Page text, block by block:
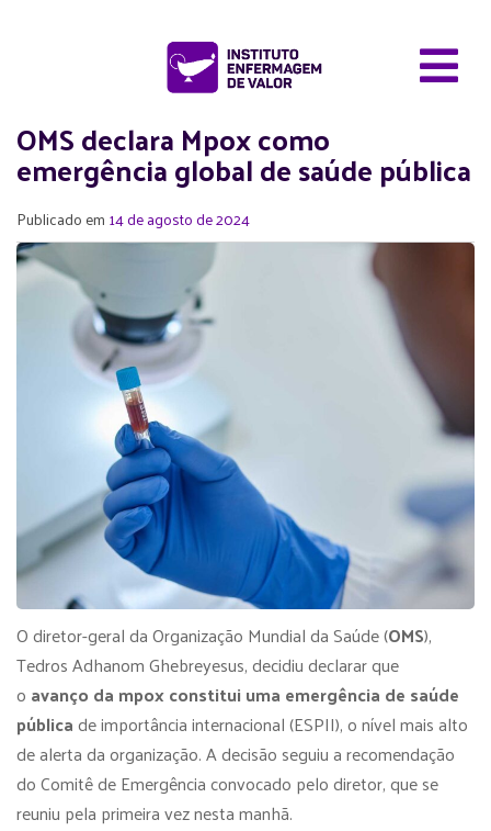
OMS declara Mpox como
emergência global de saúde pública
Publicado em 14 de agosto de 2024
O diretor-geral da Organização Mundial da Saúde (OMS),
Tedros Adhanom Ghebreyesus, decidiu declarar que
o avanço da mpoxconstitui uma emergência de saúde
públicade importância internacional (ESPII), o nível mais alto
de alerta da organização. A decisão seguiu a recomendação
do Comitê de Emergência convocado pelo diretor, que se
reuniu pela primeira vez nesta manhã.